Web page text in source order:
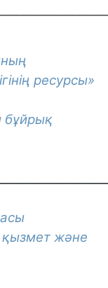
ресурсы»
бұйрық
қызмет және